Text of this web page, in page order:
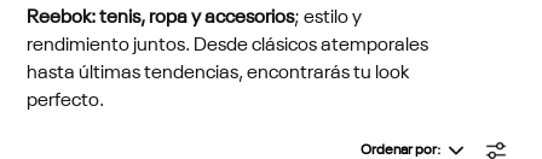
Reebok: tenis, ropa y accesorios; estilo y
rendimiento juntos. Desde clásicos atemporales
hasta últimas tendencias, encontrarás tu look
perfecto.
Ordenar por